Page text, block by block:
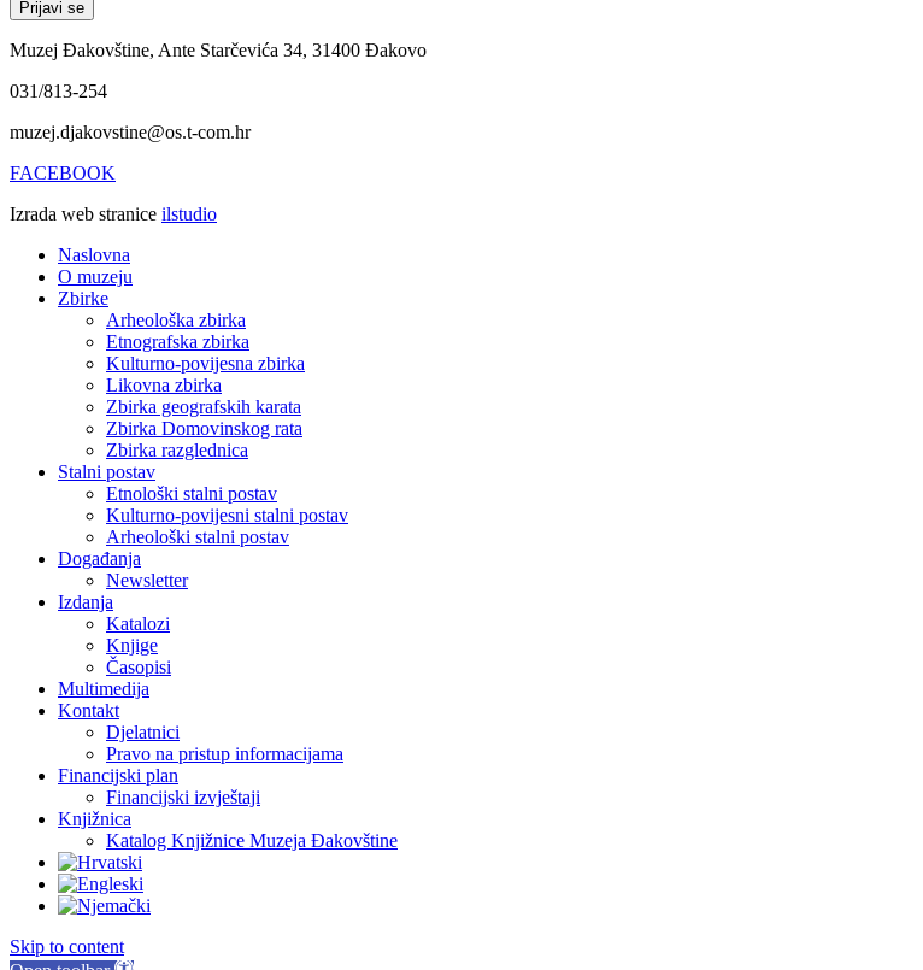
Muzej Đakovštine, Ante Starčevića 34, 31400 Đakovo
031/813-254
muzej.djakovstine@os.t-com.hr
FACEBOOK
Izrada web stranice ilstudio
Naslovna
O muzeju
Zbirke
Arheološka zbirka
Etnografska zbirka
Kulturno-povijesna zbirka
Likovna zbirka
Zbirka geografskih karata
Zbirka Domovinskog rata
Zbirka razglednica
Stalni postav
Etnološki stalni postav
Kulturno-povijesni stalni postav
Arheološki stalni postav
Događanja
Newsletter
Izdanja
Katalozi
Knjige
Časopisi
Multimedija
Kontakt
Djelatnici
Pravo na pristup informacijama
Financijski plan
Financijski izvještaji
Knjižnica
Katalog Knjižnice Muzeja Đakovštine
Skip to content